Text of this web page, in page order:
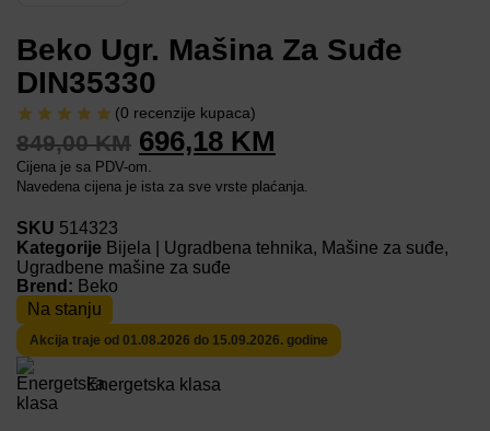
Beko Ugr. Mašina Za Suđe
DIN35330
(0 recenzije kupaca)
849,00KM 696,18 KM
Cijena je sa PDV-om.
Navedena cijena je ista za sve vrste plaćanja.
SKU 514323
Kategorije Bijela | Ugradbena tehnika, Mašine za suđe,
Ugradbene mašine za suđe
Brend: Beko
Na stanju
Akcija traje od 01.08.2026 do 15.09.2026. godine
Energetska klasa